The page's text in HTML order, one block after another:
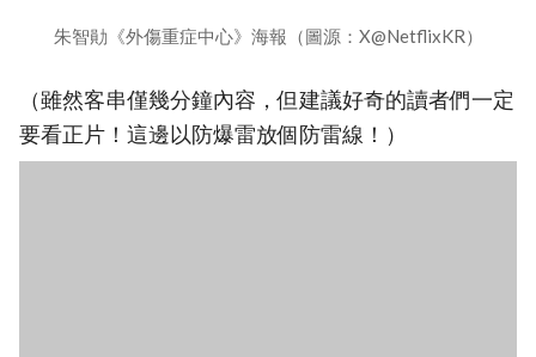
朱智勛《外傷重症中心》海報（圖源：X@NetflixKR）
（雖然客串僅幾分鐘內容，但建議好奇的讀者們一定
要看正片！這邊以防爆雷放個防雷線！）